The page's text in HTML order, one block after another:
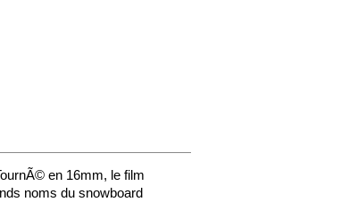
en 16mm, le film
noms du snowboard